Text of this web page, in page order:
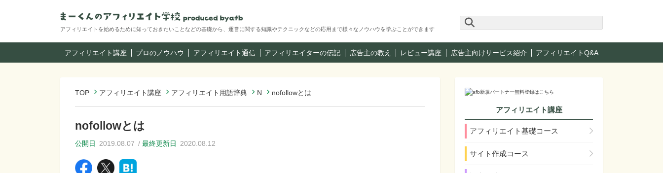
アフィリエイトを始めるために知っておきたいことなどの基礎から、運営に関する知識やテクニックなどの応用まで様々なノウハウを学ぶことができます
アフィリエイト講座 プロのノウハウ アフィリエイト通信 アフィリエイターの伝記 広告主の教え レビュー講座 広告主向けサービス紹介 アフィリエイトQ&A
TOP アフィリエイト講座 アフィリエイト用語辞典 N nofollowとは
nofollowとは
公開日 2019.08.07 最終更新日 2020.08.12
アフィリエイト講座
アフィリエイト基礎コース
サイト作成コース